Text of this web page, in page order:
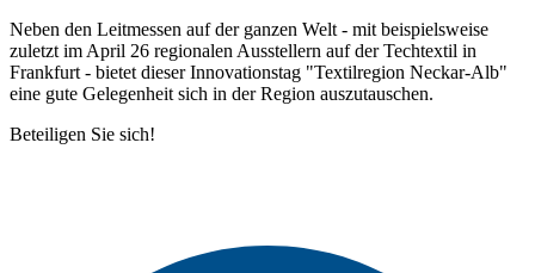
Neben den Leitmessen auf der ganzen Welt - mit beispielsweise
zuletzt im April 26 regionalen Ausstellern auf der Techtextil in
Frankfurt - bietet dieser Innovationstag "Textilregion Neckar-Alb"
eine gute Gelegenheit sich in der Region auszutauschen.
Beteiligen Sie sich!